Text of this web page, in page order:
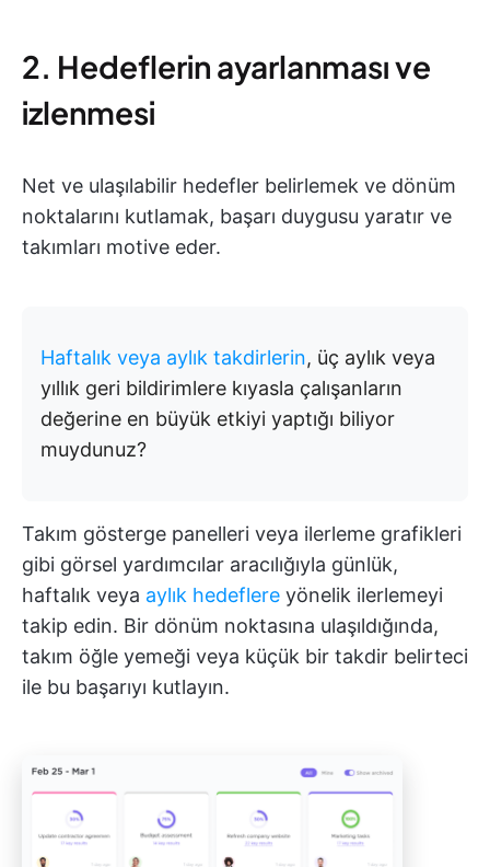
2. Hedeflerin ayarlanması ve
izlenmesi
Net ve ulaşılabilir hedefler belirlemek ve dönüm
noktalarını kutlamak, başarı duygusu yaratır ve
takımları motive eder.
Haftalık veya aylık takdirlerin, üç aylık veya
yıllık geri bildirimlere kıyasla çalışanların
değerine en büyük etkiyi yaptığı biliyor
muydunuz?
Takım gösterge panelleri veya ilerleme grafikleri
gibi görsel yardımcılar aracılığıyla günlük,
haftalık veya aylık hedeflere yönelik ilerlemeyi
takip edin. Bir dönüm noktasına ulaşıldığında,
takım öğle yemeği veya küçük bir takdir belirteci
ile bu başarıyı kutlayın.